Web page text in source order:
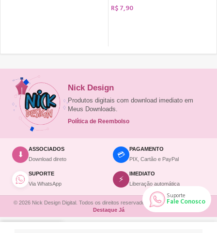
R$7,90
Suporte
Fale Conosco
Nick Design
Produtos digitais com download imediato em
Meus Downloads.
Política de Reembolso
⬇
ASSOCIADOS
Download direto
💳
PAGAMENTO
PIX, Cartão e PayPal
SUPORTE
Via WhatsApp
⚡
IMEDIATO
Liberação automática
© 2026 Nick Design Digital. Todos os direitos reservados. | Site desenvolvido por
Destaque Já